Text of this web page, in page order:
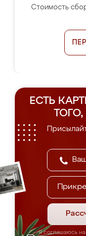
Стоимость
ЕСТЬ
Я соглашаюсь